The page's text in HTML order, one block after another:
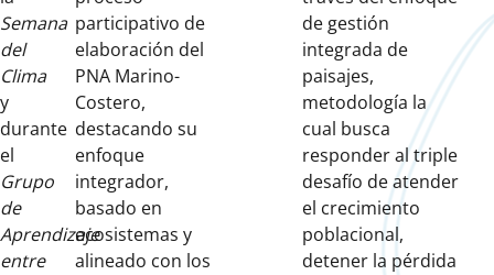
Semana
del
Clima
y
durante
el
Grupo
de
Aprendizaje
entre
participativo de
elaboración del
PNA Marino-
Costero,
destacando su
enfoque
integrador,
basado en
ecosistemas y
alineado con los
de gestión
integrada de
paisajes,
metodología la
cual busca
responder al triple
desafío de atender
el crecimiento
poblacional,
detener la pérdida